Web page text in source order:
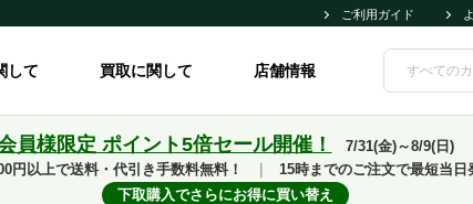
ご利用ガイド
して 買取に関して 店舗情報
員様限定 ポイント5倍セール開催！
7/31(金)～8/9(日)
円以上で送料・代引き手数料無料！
15時までのご注文で最短当日
下取購入でさらにお得に買い替え